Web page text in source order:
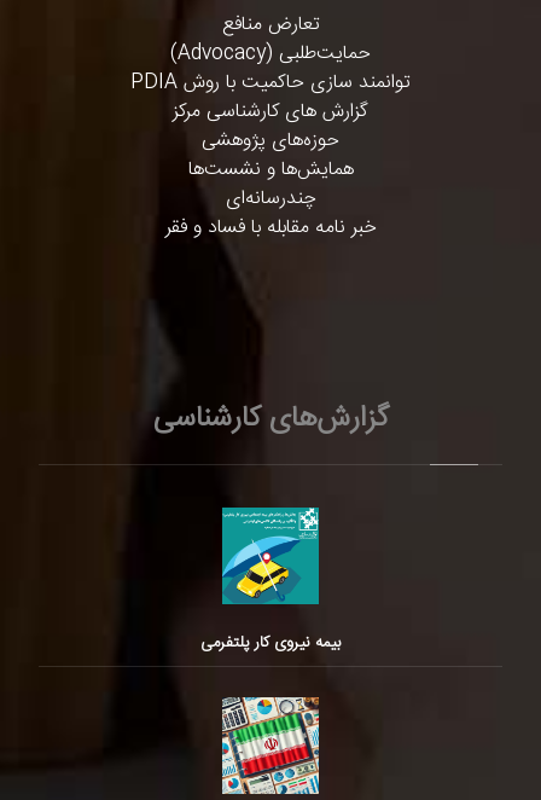
تعارض منافع
حمایت‌طلبی (Advocacy)
توانمند سازی حاکمیت با روش PDIA
گزارش های کارشناسی مرکز
حوزه‌های پژوهشی
همایش‌ها و نشست‌ها
چندرسانه‌ای
خبر نامه مقابله با فساد و فقر
گزارش‌های کارشناسی
بیمه نیروی کار پلتفرمی